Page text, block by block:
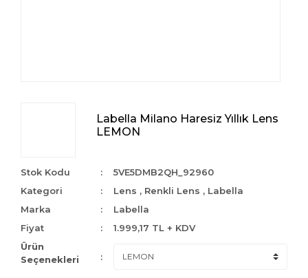
Labella Milano Haresiz Yıllık Lens
LEMON
Stok Kodu
5VE5DMB2QH_92960
Kategori
Lens , Renkli Lens , Labella
Marka
Labella
Fiyat
1.999,17 TL + KDV
Ürün
Seçenekleri